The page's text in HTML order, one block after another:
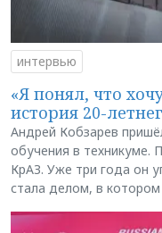
интервью
«Я понял, что
история 20-
Андрей Кобзарев
обучения в техникуме.
КрАЗ. Уже три года он
стала делом, в